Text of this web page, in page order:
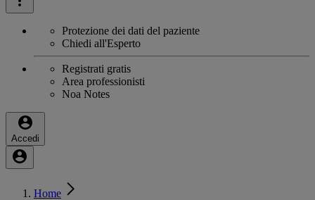
Protezione dei dati del paziente
Chiedi all'Esperto
Registrati gratis
Area professionisti
Noa Notes
Accedi
Home